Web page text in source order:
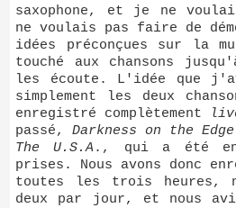
saxophone, et je ne
ne voulais pas faire de
idées préconçues sur la
touché aux chansons
les écoute. L'idée que
simplement les deux
enregistré complètement
passé, Darkness on the
The U.S.A., qui a été
prises. Nous avons donc
toutes les trois heures,
deux par jour, et nous